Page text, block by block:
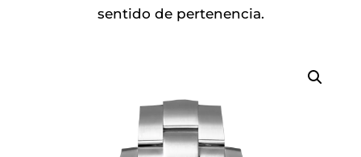
sentido de pertenencia.